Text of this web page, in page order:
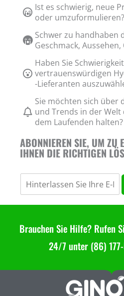
Ist es schwierig, neue
oder umzuformulieren?
Schwer zu handhaben
Geschmack,
Haben Sie
vertrauenswürdigen
-Lieferanten
Sie möchten sich über
und Trends in der
dem Laufenden halten?
ABONNIEREN SIE, UM ZU
IHNEN DIE RICHTIGEN
Brauchen Sie Hilfe? Rufen
24/7 unter (86)